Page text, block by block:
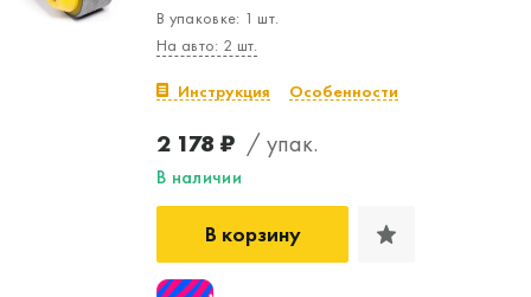
В упаковке: 1 шт.
На авто: 2 шт.
Инструкция Особенности
2 178 ₽ / упак.
В наличии
В корзину